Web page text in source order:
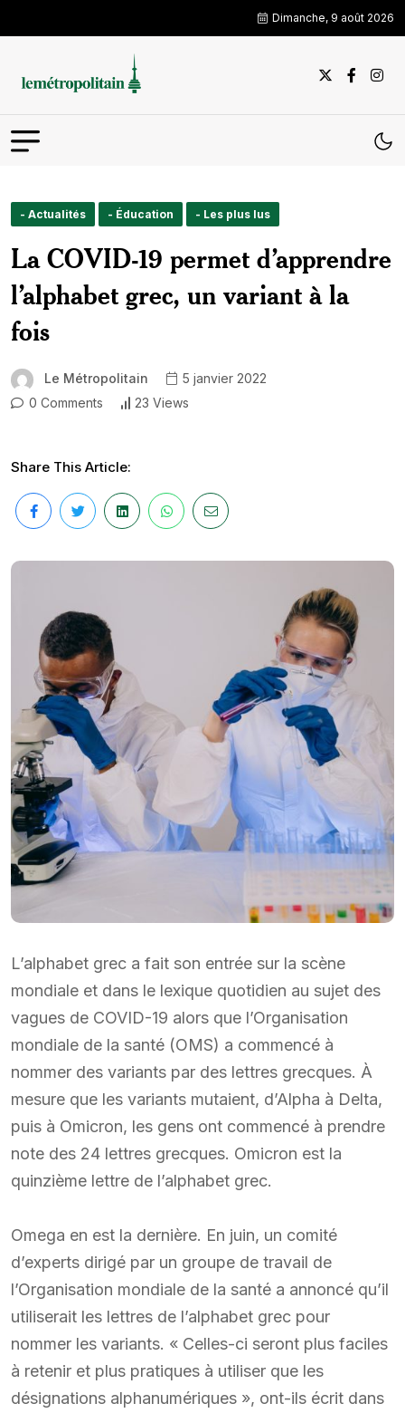
Dimanche, 9 août 2026
- Actualités - Éducation - Les plus lus
La COVID-19 permet d’apprendre
l’alphabet grec, un variant à la
fois
Le Métropolitain
5 janvier 2022
0 Comments
23 Views
Share This Article:
L’alphabet grec a fait son entrée sur la scène
mondiale et dans le lexique quotidien au sujet des
vagues de COVID-19 alors que l’Organisation
mondiale de la santé (OMS) a commencé à
nommer des variants par des lettres grecques. À
mesure que les variants mutaient, d’Alpha à Delta,
puis à Omicron, les gens ont commencé à prendre
note des 24 lettres grecques. Omicron est la
quinzième lettre de l’alphabet grec.
Omega en est la dernière. En juin, un comité
d’experts dirigé par un groupe de travail de
l’Organisation mondiale de la santé a annoncé qu’il
utiliserait les lettres de l’alphabet grec pour
nommer les variants. « Celles-ci seront plus faciles
à retenir et plus pratiques à utiliser que les
désignations alphanumériques », ont-ils écrit dans